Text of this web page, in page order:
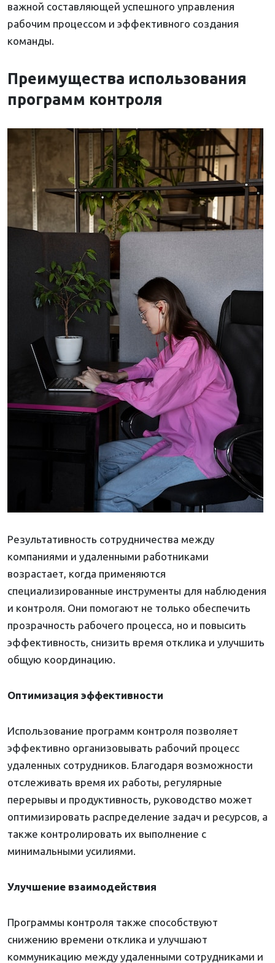
важной составляющей успешного управления
рабочим процессом и эффективного создания
команды.
Преимущества использования
программ контроля
Результативность сотрудничества между
компаниями и удаленными работниками
возрастает, когда применяются
специализированные инструменты для наблюдения
и контроля. Они помогают не только обеспечить
прозрачность рабочего процесса, но и повысить
эффективность, снизить время отклика и улучшить
общую координацию.
Оптимизация эффективности
Использование программ контроля позволяет
эффективно организовывать рабочий процесс
удаленных сотрудников. Благодаря возможности
отслеживать время их работы, регулярные
перерывы и продуктивность, руководство может
оптимизировать распределение задач и ресурсов, а
также контролировать их выполнение с
минимальными усилиями.
Улучшение взаимодействия
Программы контроля также способствуют
снижению времени отклика и улучшают
коммуникацию между удаленными сотрудниками и